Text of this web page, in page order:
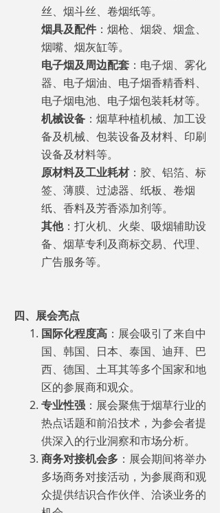
丝、烟斗丝、卷烟纸等。
烟具及配件 ：烟枪、烟袋、烟盒、
烟嘴、烟灰缸等。
电子烟及周边配套 ：电子烟、雾化
器、电子烟油、电子烟香精香料、
电子烟电池、电子烟包装耗材等。
机械设备 ：烟草种植机械、加工设
备及机械、包装设备及材料、印刷
设备及材料等。
原材料及工业耗材：胶、铝箔、标
签、薄膜、过滤器、纸板、卷烟
纸、香料及芳香添加剂等。
其他：打火机、火柴、吸烟辅助设
备、烟草专利及商标交易、代理、
广告服务等。
四、展会亮点
国际化程度高 ：展会吸引了来自中
国、韩国、日本、泰国、迪拜、巴
西、德国、土耳其等多个国家和地
区的参展商和观众。
专业性强 ：展会聚焦于烟草行业的
热点话题和前沿技术，为参会者提
供深入的行业洞察和市场分析。
商务对接机会多 ：展会期间将举办
多场商务对接活动，为参展商和观
众提供结识合作伙伴、洽谈业务的